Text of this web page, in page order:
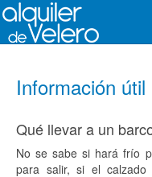
Información útil
Qué llevar a un
No se sabe si hará frío
para salir, si el